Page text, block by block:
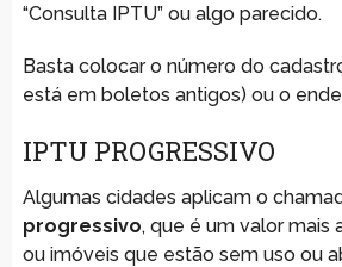
“Consulta IPTU” ou algo parecido.
Basta colocar o número do
está em boletos antigos) ou o
IPTU PROGRESSIVO
Algumas cidades aplicam o
progressivo, que é um valor mais
ou imóveis que estão sem uso ou